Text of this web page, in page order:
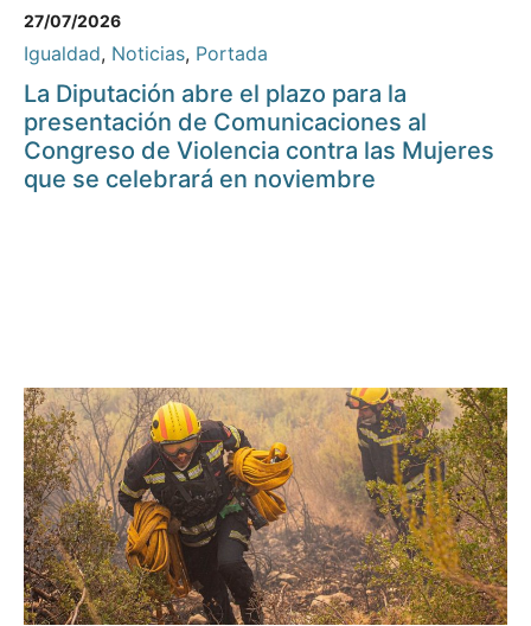
27/07/2026
Igualdad, Noticias, Portada
La Diputación abre el plazo para la
presentación de Comunicaciones al
Congreso de Violencia contra las Mujeres
que se celebrará en noviembre